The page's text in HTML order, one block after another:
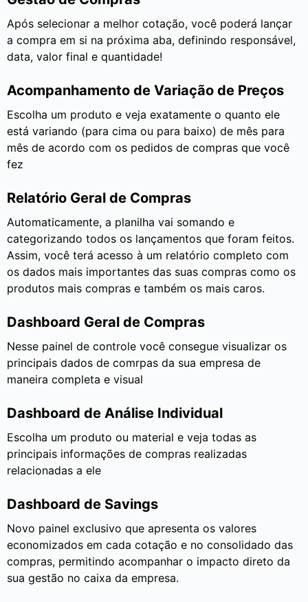
Após selecionar a melhor cotação, você poderá lançar
a compra em si na próxima aba, definindo responsável,
data, valor final e quantidade!
Acompanhamento de Variação de Preços
Escolha um produto e veja exatamente o quanto ele
está variando (para cima ou para baixo) de mês para
mês de acordo com os pedidos de compras que você
fez
Relatório Geral de Compras
Automaticamente, a planilha vai somando e
categorizando todos os lançamentos que foram feitos.
Assim, você terá acesso à um relatório completo com
os dados mais importantes das suas compras como os
produtos mais compras e também os mais caros.
Dashboard Geral de Compras
Nesse painel de controle você consegue visualizar os
principais dados de comrpas da sua empresa de
maneira completa e visual
Dashboard de Análise Individual
Escolha um produto ou material e veja todas as
principais informações de compras realizadas
relacionadas a ele
Dashboard de Savings
Novo painel exclusivo que apresenta os valores
economizados em cada cotação e no consolidado das
compras, permitindo acompanhar o impacto direto da
sua gestão no caixa da empresa.